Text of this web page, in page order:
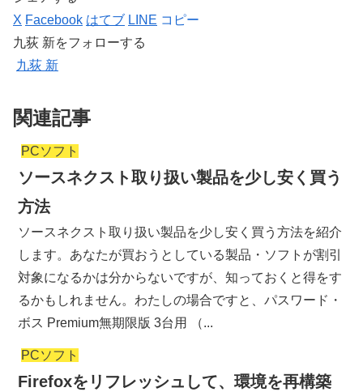
X Facebook はてブ LINE コピー
九荻 新をフォローする
九荻 新
関連記事
PCソフト
ソースネクスト取り扱い製品を少し安く買う
方法
ソースネクスト取り扱い製品を少し安く買う方法を紹介
します。あなたが買おうとしている製品・ソフトが割引
対象になるかは分からないですが、知っておくと得をす
るかもしれません。わたしの場合ですと、パスワード・
ボス Premium無期限版 3台用 （...
PCソフト
Firefoxをリフレッシュして、環境を再構築